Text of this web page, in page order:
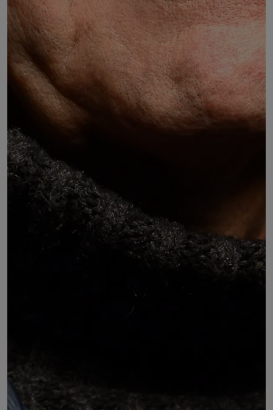
Administrateur d' UFC Que Choisir Lyon Métropole
et Rhône